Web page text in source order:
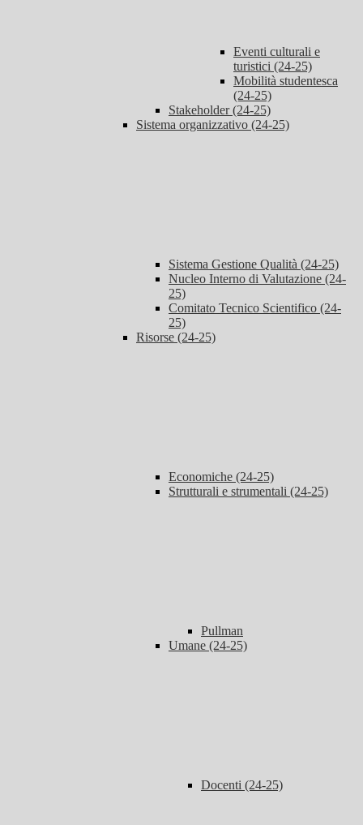
Eventi culturali e
turistici (24-25)
Mobilità studentesca
(24-25)
Stakeholder (24-25)
Sistema organizzativo (24-25)
Sistema Gestione Qualità (24-25)
Nucleo Interno di Valutazione (24-
25)
Comitato Tecnico Scientifico (24-
25)
Risorse (24-25)
Economiche (24-25)
Strutturali e strumentali (24-25)
Pullman
Umane (24-25)
Docenti (24-25)